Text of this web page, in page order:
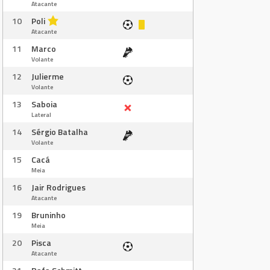
Atacante
10 Poli
Atacante
11 Marco
Volante
12 Julierme
Volante
13 Saboia
Lateral
14 Sérgio Batalha
Volante
15 Cacá
Meia
16 Jair Rodrigues
Atacante
19 Bruninho
Meia
20 Pisca
Atacante